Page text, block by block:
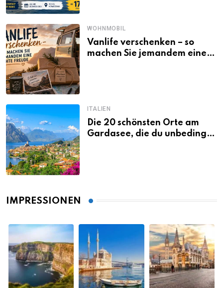
WOHNMOBIL
Vanlife verschenken – so
machen Sie jemandem eine
ITALIEN
Die 20 schönsten Orte am
Gardasee, die du unbedingt
IMPRESSIONEN